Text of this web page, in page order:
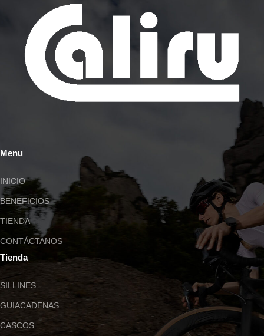
Menu
INICIO
BENEFICIOS
TIENDA
CONTÁCTANOS
Tienda
SILLINES
GUIACADENAS
CASCOS